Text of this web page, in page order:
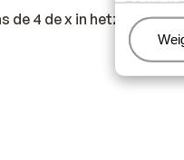
de 4 de x in hetzelfde
de 4 de x in hetzelfde